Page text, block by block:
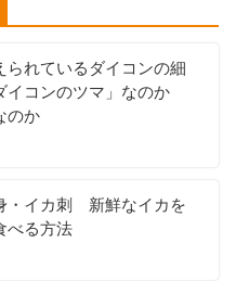
られているダイコンの細
イコンのツマ」なのか
のか
・イカ刺 新鮮なイカを
べる方法